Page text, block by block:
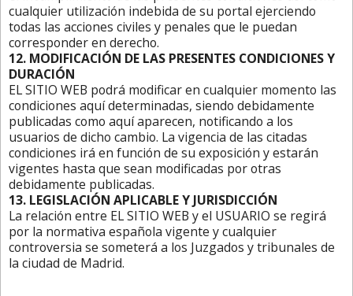
cualquier utilización indebida de su portal ejerciendo
todas las acciones civiles y penales que le puedan
corresponder en derecho.
12. MODIFICACIÓN DE LAS PRESENTES CONDICIONES Y
DURACIÓN
EL SITIO WEB podrá modificar en cualquier momento las
condiciones aquí determinadas, siendo debidamente
publicadas como aquí aparecen, notificando a los
usuarios de dicho cambio. La vigencia de las citadas
condiciones irá en función de su exposición y estarán
vigentes hasta que sean modificadas por otras
debidamente publicadas.
13. LEGISLACIÓN APLICABLE Y JURISDICCIÓN
La relación entre EL SITIO WEB y el USUARIO se regirá
por la normativa española vigente y cualquier
controversia se someterá a los Juzgados y tribunales de
la ciudad de Madrid.